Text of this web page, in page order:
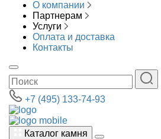
О компании
Партнерам
Услуги
Оплата и доставка
Контакты
+7 (495) 133-74-93
Каталог камня